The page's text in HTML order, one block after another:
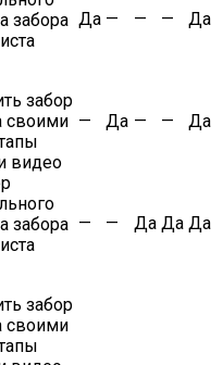
Да — — — Да
— Да — — Да
— — Да Да Да